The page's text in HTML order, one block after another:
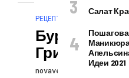
РЕЦЕПТЫ
Буррито С
Грибами
novaversion 07.04.2026
Салат
Идеи 2021